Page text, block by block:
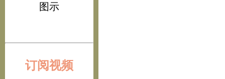
图示
订阅视频